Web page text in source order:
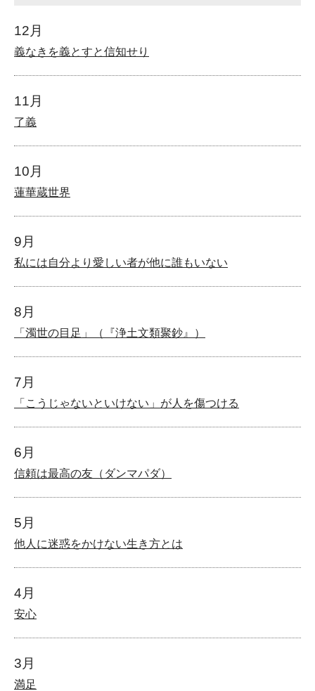
12月
義なきを義とすと信知せり
11月
了義
10月
蓮華蔵世界
9月
私には自分より愛しい者が他に誰もいない
8月
「濁世の目足」（『浄土文類聚鈔』）
7月
「こうじゃないといけない」が人を傷つける
6月
信頼は最高の友（ダンマパダ）
5月
他人に迷惑をかけない生き方とは
4月
安心
3月
満足